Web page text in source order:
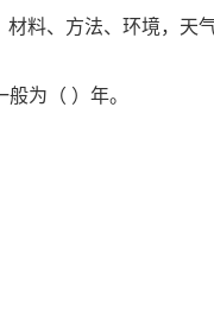
料、方法、环境，天
为（ ）年。